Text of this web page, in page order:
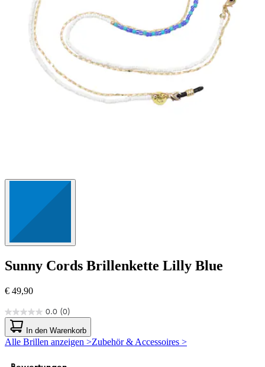
Sunny Cords Brillenkette Lilly Blue
€ 49,90
0.0 (0)
0.0
von
5
Sternen.
In den Warenkorb
Alle Brillen anzeigen >Zubehör & Accessoires >